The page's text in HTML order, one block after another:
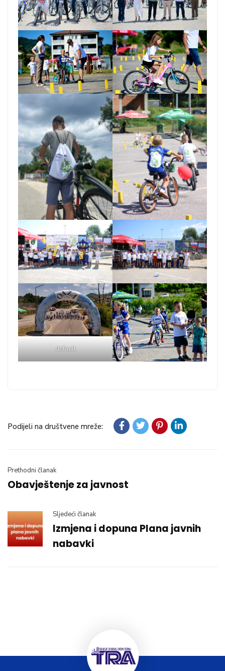
default
Podijeli na društvene mreže:
Prethodni članak
Obavještenje za javnost
Sljedeći članak
Izmjena i dopuna Plana javnih
nabavki